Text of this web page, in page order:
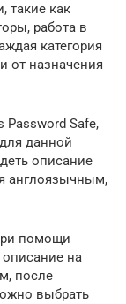
такие как
работа в
категория
от назначения
Password Safe,
данной
описание
англоязычным,
помощи
на
после
выбрать